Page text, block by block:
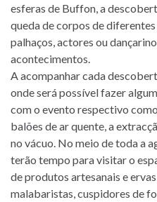
esferas de Buffon, a
queda de corpos de diferentes
palhaços, actores ou
acontecimentos.
A acompanhar cada
onde será possível fazer
com o evento respectivo
balões de ar quente, a
no vácuo. No meio de toda a
terão tempo para visitar o
de produtos artesanais e
malabaristas, cuspidores de